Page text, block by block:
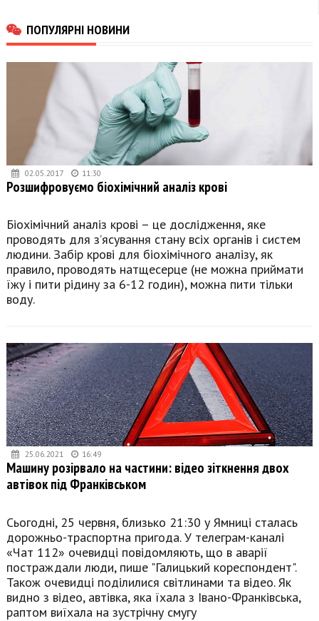
ПОПУЛЯРНІ НОВИНИ
02.05.2017 11:30
Розшифровуємо біохімічний аналіз крові
Біохімічний аналіз крові – це дослідження, яке
проводять для з’ясування стану всіх органів і систем
людини. Забір крові для біохімічного аналізу, як
правило, проводять натщесерце (не можна приймати
їжу і пити рідину за 6-12 годин), можна пити тільки
воду.
25.06.2021 16:49
Машину розірвало на частини: відео зіткнення двох
автівок під Франківськом
Сьогодні, 25 червня, близько 21:30 у Ямниці сталась
дорожньо-траспортна пригода. У телеграм-каналі
«Чат 112» очевидці повідомляють, що в аварії
постраждали люди, пише "Галицький кореспондент".
Також очевидці поділилися світлинами та відео. Як
видно з відео, автівка, яка їхала з Івано-Франківська,
раптом виїхала на зустрічну смугу